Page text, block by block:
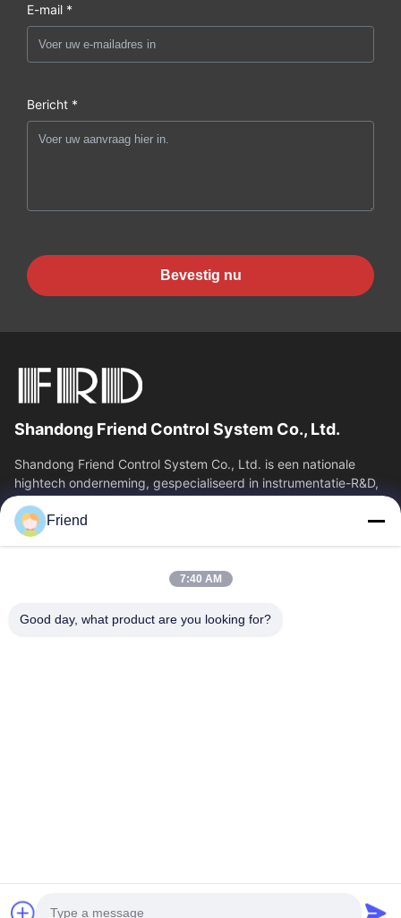
E-mail *
Bericht *
Bevestig nu
Shandong Friend Control System Co., Ltd.
Shandong Friend Control System Co., Ltd. is een nationale
hightech onderneming, gespecialiseerd in instrumentatie-R&D,
productie en industriële...
Snelkoppelingen
Over Ons
Fabrieksreis
Kwaliteitscontrole
Friend
7:40 AM
Good day, what product are you looking for?